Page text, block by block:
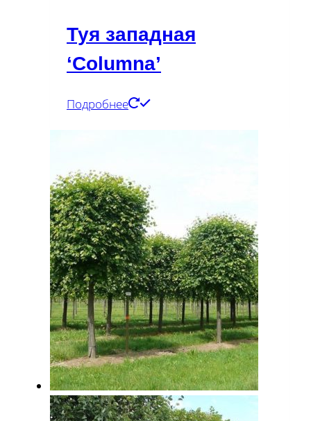
Туя западная
‘Columna’
Подробнее